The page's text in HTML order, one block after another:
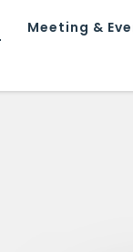
Meeting &